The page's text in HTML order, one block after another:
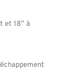
et 18” à